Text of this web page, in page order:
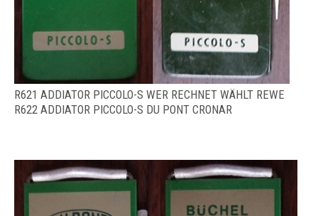
R621 ADDIATOR PICCOLO-S WER RECHNET WÄHLT REWE
R622 ADDIATOR PICCOLO-S DU PONT CRONAR